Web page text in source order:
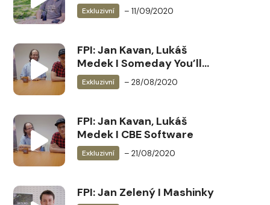
Exkluzivní – 11/09/2020
FPI: Jan Kavan, Lukáš
Medek I Someday You’ll
Return
Exkluzivní – 28/08/2020
FPI: Jan Kavan, Lukáš
Medek I CBE Software
Exkluzivní – 21/08/2020
FPI: Jan Zelený I Mashinky